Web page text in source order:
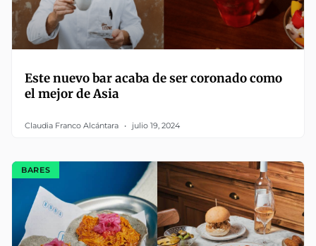
Este nuevo bar acaba de ser coronado como
el mejor de Asia
Claudia Franco Alcántara julio 19, 2024
BARES